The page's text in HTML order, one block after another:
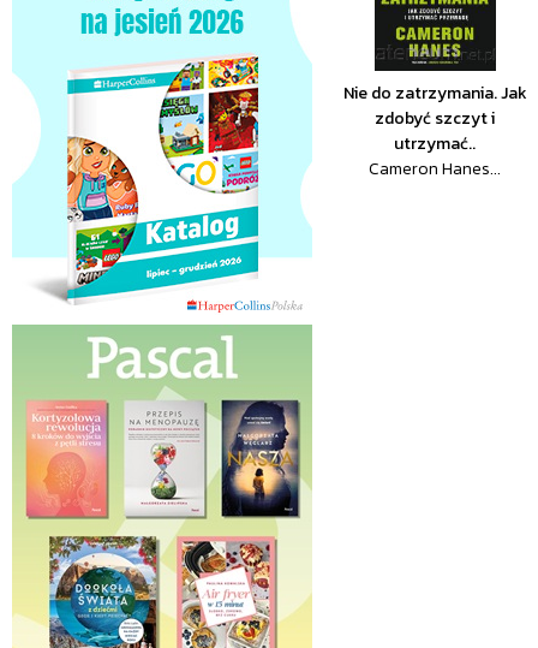
Nie do zatrzymania. Jak
zdobyć szczyt i
utrzymać..
Cameron Hanes...